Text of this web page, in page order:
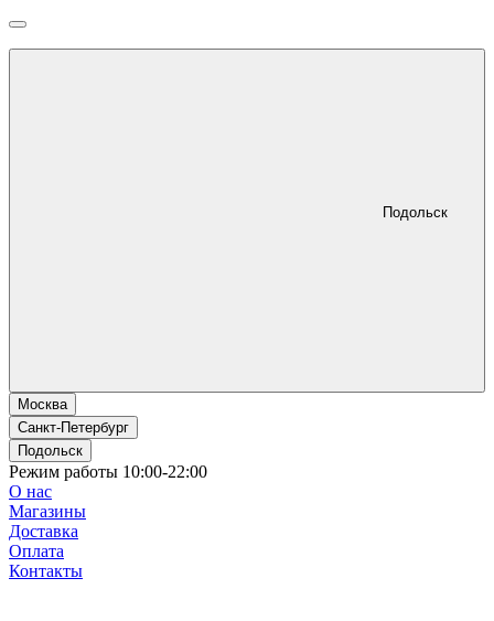
Подольск
Москва
Санкт-Петербург
Подольск
Режим работы 10:00-22:00
О нас
Магазины
Доставка
Оплата
Контакты